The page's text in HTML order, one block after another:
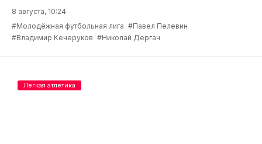
8 августа, 10:24
#Молодёжная футбольная лига #Павел Пелевин
#Владимир Кечеруков #Николай Дергач
Легкая атлетика